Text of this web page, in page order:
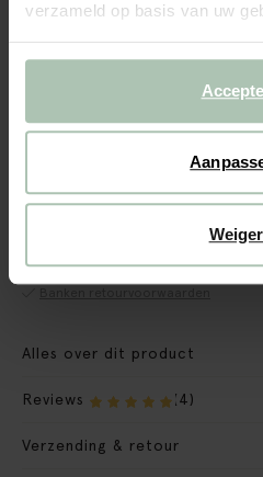
verzameld op basis van uw
3 Extra's
CBW garantie
We maken de bank gebruiksklaar
Alles over dit product
Reviews (4)
Verzending & retour